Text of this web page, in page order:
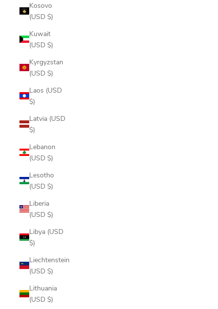
Kosovo
(USD $)
Kuwait
(USD $)
Kyrgyzstan
(USD $)
Laos (USD
$)
Latvia (USD
$)
Lebanon
(USD $)
Lesotho
(USD $)
Liberia
(USD $)
Libya (USD
$)
Liechtenstein
(USD $)
Lithuania
(USD $)